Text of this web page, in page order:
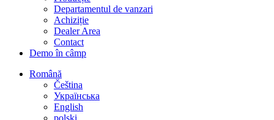
Departamentul de vanzari
Achiziție
Dealer Area
Contact
Demo în câmp
Română
Čeština
Українська
English
polski